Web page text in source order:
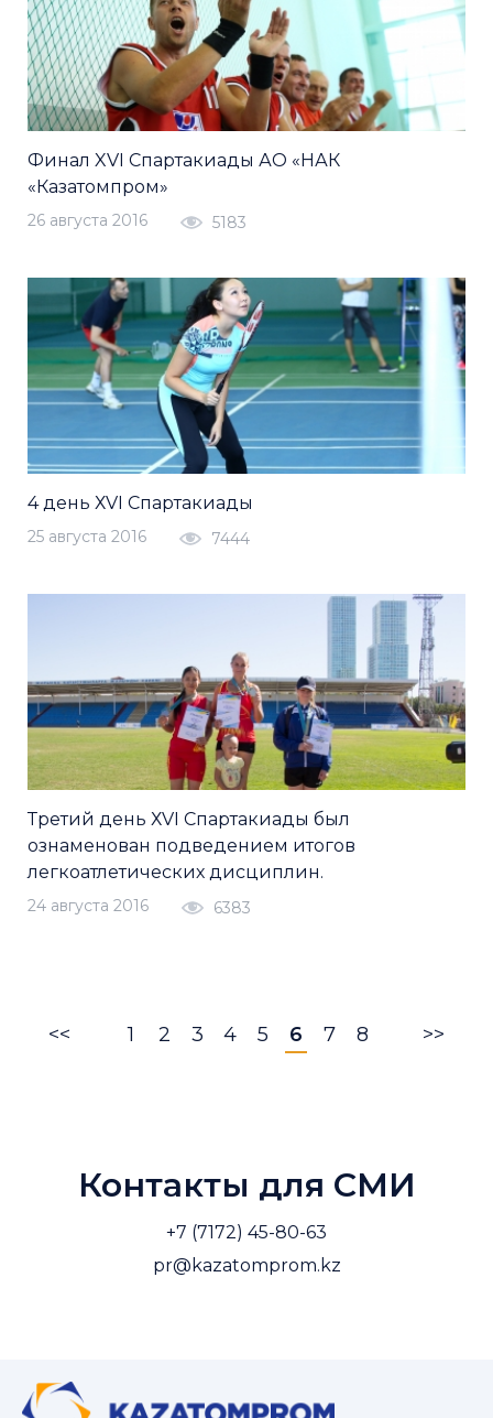
Финал XVI Спартакиады АО «НАК
«Казатомпром»
26 августа 2016 5183
4 день ХVI Спартакиады
25 августа 2016 7444
Третий день ХVI Спартакиады был
ознаменован подведением итогов
легкоатлетических дисциплин.
24 августа 2016 6383
<< 1 2 3 4 5 6 7 8 >>
Контакты для СМИ
+7 (7172) 45-80-63
pr@kazatomprom.kz